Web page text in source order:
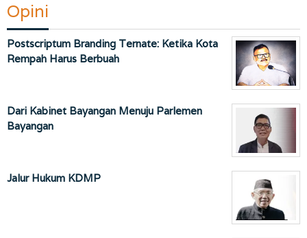
Opini
Postscriptum Branding Ternate: Ketika Kota
Rempah Harus Berbuah
Dari Kabinet Bayangan Menuju Parlemen
Bayangan
Jalur Hukum KDMP